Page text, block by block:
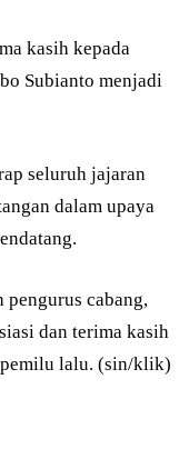
kasih kepada
Subianto menjadi
seluruh jajaran
dalam upaya
pengurus cabang,
dan terima kasih
pemilu lalu. (sin/klik)